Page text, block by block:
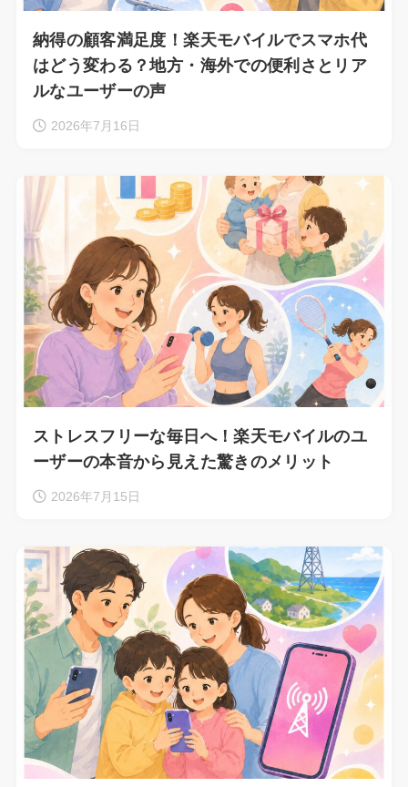
納得の顧客満足度！楽天モバイルでスマホ代
はどう変わる？地方・海外での便利さとリア
ルなユーザーの声
2026年7月16日
ストレスフリーな毎日へ！楽天モバイルのユ
ーザーの本音から見えた驚きのメリット
2026年7月15日